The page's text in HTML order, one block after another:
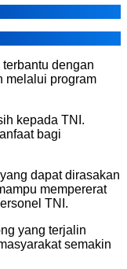
dengan
melalui program
kepada TNI.
bagi
dapat dirasakan
mempererat
TNI.
yang terjalin
semakin